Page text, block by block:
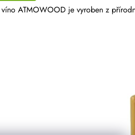
ATMOWOOD je vyroben z